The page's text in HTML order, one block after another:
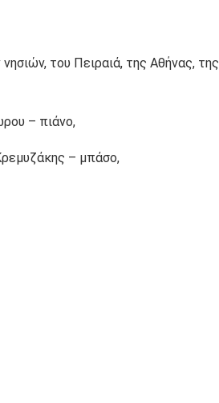
του Πειραιά, της Αθήνας, της
– πιάνο,
– μπάσο,